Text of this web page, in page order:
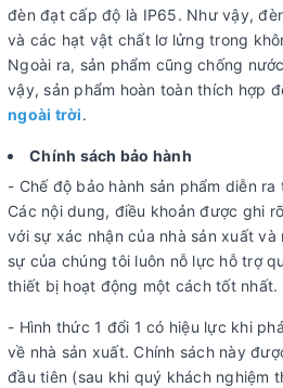
đèn đạt cấp độ là IP65. Như vậy,
và các hạt vật chất lơ lửng trong
Ngoài ra, sản phẩm cũng chống
vậy, sản phẩm hoàn toàn thích hợp
ngoài trời.
Chính sách bảo hành
- Chế độ bảo hành sản phẩm diễn
Các nội dung, điều khoản được ghi
với sự xác nhận của nhà sản xuất
sự của chúng tôi luôn nỗ lực hỗ trợ
thiết bị hoạt động một cách tốt nhất.
- Hình thức 1 đổi 1 có hiệu lực khi
về nhà sản xuất. Chính sách này
đầu tiên (sau khi quý khách nghiệm